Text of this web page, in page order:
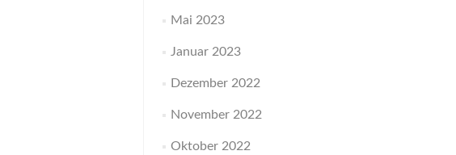
Mai 2023
Januar 2023
Dezember 2022
November 2022
Oktober 2022